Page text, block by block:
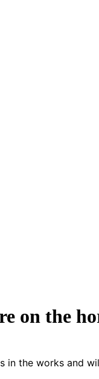
on the
in the works and